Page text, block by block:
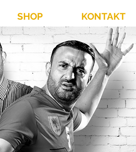
SHOP KONTAKT